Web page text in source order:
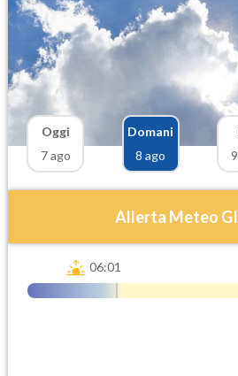
Oggi
7 ago
Domani
8 ago
Allerta Meteo
06:01